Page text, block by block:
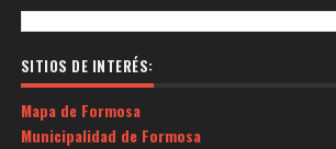
SITIOS DE INTERÉS:
Mapa de Formosa
Municipalidad de Formosa